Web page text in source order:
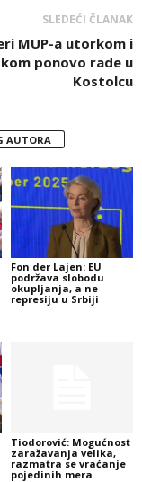
SLEDEĆI ČLANAK
MUP-a utorkom i
ponovo rade u
Kostolcu
AUTORA
Fon der Lajen: EU
podržava slobodu
okupljanja, a ne
represiju u Srbiji
Tiodorović: Mogućnost
zaražavanja velika,
razmatra se vraćanje
pojedinih mera